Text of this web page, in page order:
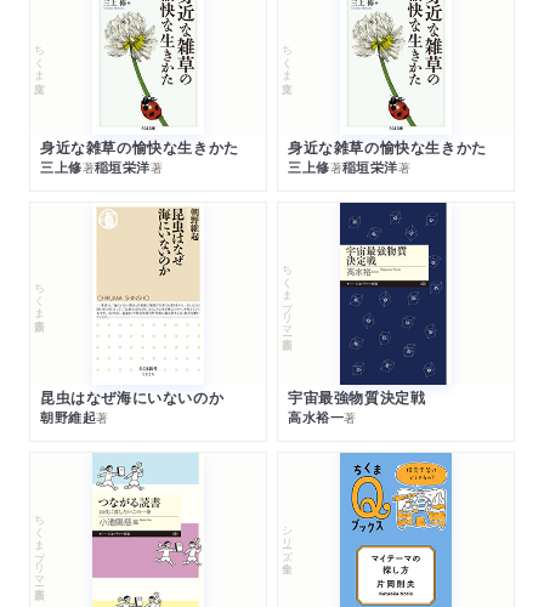
ちくま文庫
身近な雑草の愉快な生きかた
三上修著稲垣栄洋著
ちくま文庫
身近な雑草の愉快な生きかた
三上修著稲垣栄洋著
ちくま新書
昆虫はなぜ海にいないのか
朝野維起著
ちくまプリマー新書
宇宙最強物質決定戦
高水裕一著
ちくまプリマー新書 シリーズ・全集